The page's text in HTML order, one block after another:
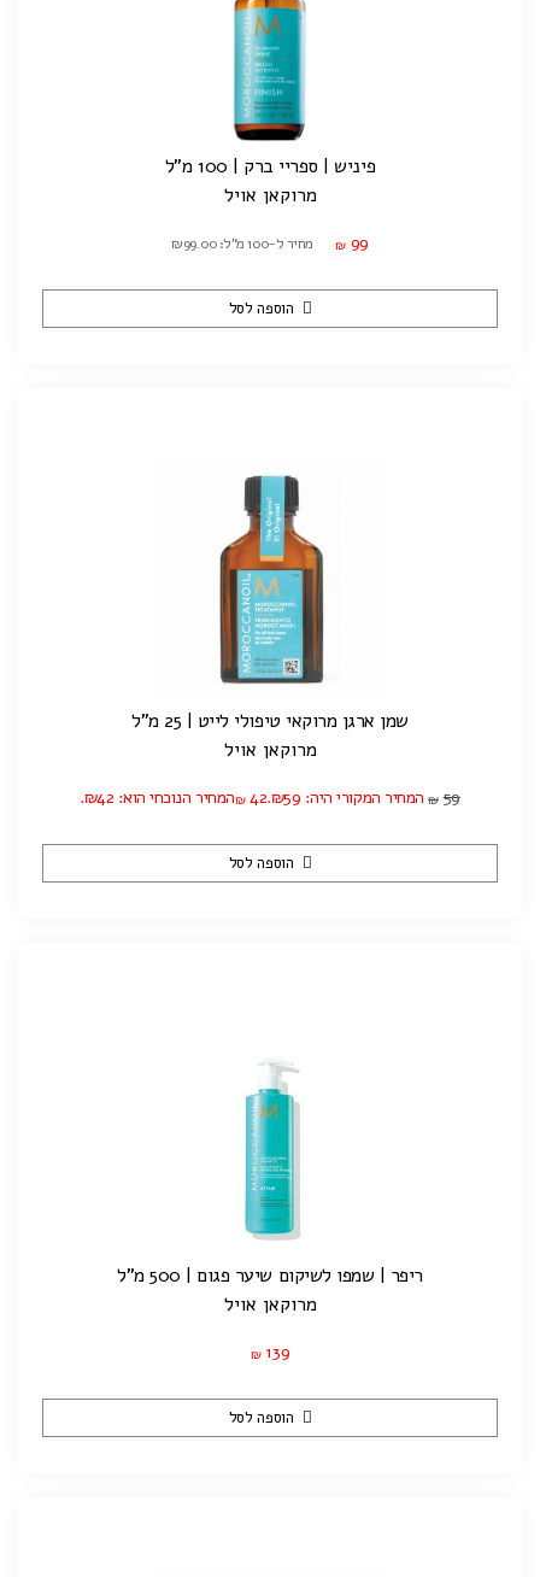
פיניש | ספריי ברק | 100 מ"ל
מרוקאן אויל
₪ 99 מחיר ל-100 מ"ל: ₪99.00
הוספה לסל
שמן ארגן מרוקאי טיפולי לייט | 25 מ"ל
מרוקאן אויל
₪ 59 המחיר המקורי היה: ₪59. ₪ 42 המחיר הנוכחי הוא: ₪42.
הוספה לסל
ריפר | שמפו לשיקום שיער פגום | 500 מ"ל
מרוקאן אויל
₪ 139
הוספה לסל